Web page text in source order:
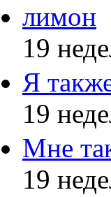
лимон
19
Я
19
Мне
19